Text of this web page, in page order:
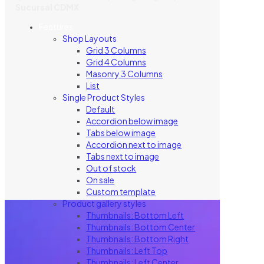
Shop Layouts
Grid 3 Columns
Grid 4 Columns
Masonry 3 Columns
List
Single Product Styles
Default
Accordion below image
Tabs below image
Accordion next to image
Tabs next to image
Out of stock
On sale
Custom template
Product gallery styles
Thumbnails: Bottom Left
Thumbnails: Bottom Center
Thumbnails: Bottom Right
Thumbnails: Left Top